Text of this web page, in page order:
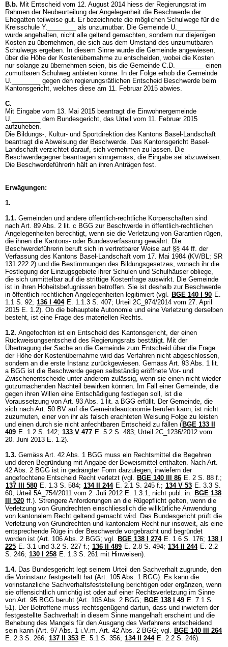
B.b. Mit Entscheid vom 12. August 2014 hiess der Regierungsrat im
Rahmen der Neubeurteilung der Angelegenheit die Beschwerde der
Ehegatten teilweise gut. Er bezeichnete die möglichen Schulwege für die
Kreisschule Y.________ als unzumutbar. Die Gemeinde U.________
wurde angehalten, nicht alle geltend gemachten, sondern nur diejenigen
Kosten zu übernehmen, die sich aus dem Umstand des unzumutbaren
Schulwegs ergeben. In diesem Sinne wurde die Gemeinde angewiesen,
über die Höhe der Kostenübernahme zu entscheiden, wobei die Kosten
nur solange zu übernehmen seien, bis die Gemeinde C.D.________ einen
zumutbaren Schulweg anbieten könne. In der Folge erhob die Gemeinde
U.________ gegen den regierungsrätlichen Entscheid Beschwerde beim
Kantonsgericht, welches diese am 11. Februar 2015 abwies.
C.
Mit Eingabe vom 13. Mai 2015 beantragt die Einwohnergemeinde
U.________ dem Bundesgericht, das Urteil vom 11. Februar 2015
aufzuheben.
Die Bildungs-, Kultur- und Sportdirektion des Kantons Basel-Landschaft
beantragt die Abweisung der Beschwerde. Das Kantonsgericht Basel-
Landschaft verzichtet darauf, sich vernehmen zu lassen. Die
Beschwerdegegner beantragen sinngemäss, die Eingabe sei abzuweisen.
Die Beschwerdeführerin hält an ihren Anträgen fest.
Erwägungen:
1.
1.1. Gemeinden und andere öffentlich-rechtliche Körperschaften sind
nach Art. 89 Abs. 2 lit. c BGG zur Beschwerde in öffentlich-rechtlichen
Angelegenheiten berechtigt, wenn sie die Verletzung von Garantien rügen,
die ihnen die Kantons- oder Bundesverfassung gewährt. Die
Beschwerdeführerin beruft sich in vertretbarer Weise auf §§ 44 ff. der
Verfassung des Kantons Basel-Landschaft vom 17. Mai 1984 (KV/BL; SR
131.222.2) und die Bestimmungen des Bildungsgesetzes, wonach ihr die
Festlegung der Einzugsgebiete ihrer Schulen und Schulhäuser obliege,
die sich unmittelbar auf die strittige Kostenfrage auswirkt. Die Gemeinde
ist in ihren Hoheitsbefugnissen betroffen. Sie ist deshalb zur Beschwerde
in öffentlich-rechtlichen Angelegenheiten legitimiert (vgl. BGE 140 I 90 E.
1.1 S. 92; 136 I 404 E. 1.1.3 S. 407; Urteil 2C_974/2014 vom 27. April
2015 E. 1.2). Ob die behauptete Autonomie und eine Verletzung derselben
besteht, ist eine Frage des materiellen Rechts.
1.2. Angefochten ist ein Entscheid des Kantonsgericht, der einen
Rückweisungsentscheid des Regierungsrats bestätigt. Mit der
Übertragung der Sache an die Gemeinde zum Entscheid über die Frage
der Höhe der Kostenübernahme wird das Verfahren nicht abgeschlossen,
sondern an die erste Instanz zurückgewiesen. Gemäss Art. 93 Abs. 1 lit.
a BGG ist die Beschwerde gegen selbständig eröffnete Vor- und
Zwischenentscheide unter anderem zulässig, wenn sie einen nicht wieder
gutzumachenden Nachteil bewirken können. Im Fall einer Gemeinde, die
gegen ihren Willen eine Entschädigung festlegen soll, ist die
Voraussetzung von Art. 93 Abs. 1 lit. a BGG erfüllt. Der Gemeinde, die
sich nach Art. 50 BV auf die Gemeindeautonomie berufen kann, ist nicht
zuzumuten, einer von ihr als falsch erachteten Weisung Folge zu leisten
und einen durch sie nicht anfechtbaren Entscheid zu fällen ( BGE 133 II
409 E. 1.2 S. 142; 133 V 477 E. 5.2 S. 483; Urteil 2C_1236/2012 vom
20. Juni 2013 E. 1.2).
1.3. Gemäss Art. 42 Abs. 1 BGG muss ein Rechtsmittel die Begehren
und deren Begründung mit Angabe der Beweismittel enthalten. Nach Art.
42 Abs. 2 BGG ist in gedrängter Form darzulegen, inwiefern der
angefochtene Entscheid Recht verletzt (vgl. BGE 140 III 86 E. 2 S. 88 f.;
137 III 580 E. 1.3 S. 584; 134 II 244 E. 2.1 S. 245 f.; 134 V 53 E. 3.3 S.
60; Urteil 5A_754/2011 vom 2. Juli 2012 E. 1.3.1, nicht publ. in: BGE 138
III 520 ff.). Strengere Anforderungen an die Rügepflicht gelten, wenn die
Verletzung von Grundrechten einschliesslich die willkürliche Anwendung
von kantonalem Recht geltend gemacht wird. Das Bundesgericht prüft die
Verletzung von Grundrechten und kantonalem Recht nur insoweit, als eine
entsprechende Rüge in der Beschwerde vorgebracht und begründet
worden ist (Art. 106 Abs. 2 BGG; vgl. BGE 138 I 274 E. 1.6 S. 176; 138 I
225 E. 3.1 und 3.2 S. 227 f.; 136 II 489 E. 2.8 S. 494; 134 II 244 E. 2.2
S. 246; 130 I 258 E. 1.3 S. 261 mit Hinweisen).
1.4. Das Bundesgericht legt seinem Urteil den Sachverhalt zugrunde, den
die Vorinstanz festgestellt hat (Art. 105 Abs. 1 BGG). Es kann die
vorinstanzliche Sachverhaltsfeststellung berichtigen oder ergänzen, wenn
sie offensichtlich unrichtig ist oder auf einer Rechtsverletzung im Sinne
von Art. 95 BGG beruht (Art. 105 Abs. 2 BGG; BGE 138 I 49 E. 7.1 S.
51). Der Betroffene muss rechtsgenügend dartun, dass und inwiefern der
festgestellte Sachverhalt in diesem Sinne mangelhaft erscheint und die
Behebung des Mangels für den Ausgang des Verfahrens entscheidend
sein kann (Art. 97 Abs. 1 i.V.m. Art. 42 Abs. 2 BGG; vgl. BGE 140 III 264
E. 2.3 S. 266; 137 II 353 E. 5.1 S. 356; 134 II 244 E. 2.2 S. 246).